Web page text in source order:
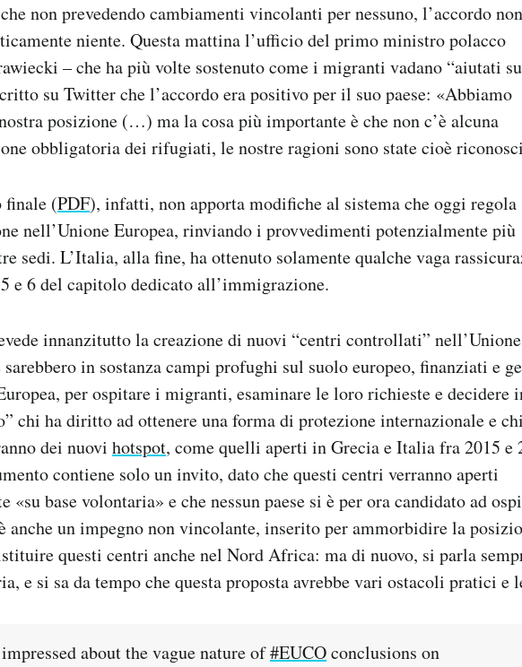
non prevedendo cambiamenti vincolanti per nessuno, l’accordo non
niente. Questa mattina l’ufficio del primo ministro polacco
– che ha più volte sostenuto come i migranti vadano “aiutati
su Twitter che l’accordo era positivo per il suo paese: «Abbiamo
posizione (…) ma la cosa più importante è che non c’è alcuna
obbligatoria dei rifugiati, le nostre ragioni sono state cioè
finale (PDF), infatti, non apporta modifiche al sistema che oggi regola
nell’Unione Europea, rinviando i provvedimenti potenzialmente più
sedi. L’Italia, alla fine, ha ottenuto solamente qualche vaga
e 6 del capitolo dedicato all’immigrazione.
innanzitutto la creazione di nuovi “centri controllati” nell’Unione
sarebbero in sostanza campi profughi sul suolo europeo, finanziati e
per ospitare i migranti, esaminare le loro richieste e decidere
chi ha diritto ad ottenere una forma di protezione internazionale e
dei nuovi hotspot, come quelli aperti in Grecia e Italia fra 2015 e
contiene solo un invito, dato che questi centri verranno aperti
«su base volontaria» e che nessun paese si è per ora candidato ad
anche un impegno non vincolante, inserito per ammorbidire la
questi centri anche nel Nord Africa: ma di nuovo, si parla
e si sa da tempo che questa proposta avrebbe vari ostacoli pratici e
about the vague nature of#EUCOconclusions on